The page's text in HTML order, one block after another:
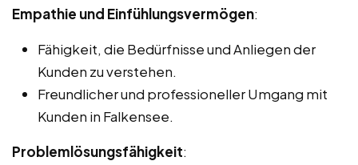
Empathie und Einfühlungsvermögen:
Fähigkeit, die Bedürfnisse und Anliegen der
Kunden zu verstehen.
Freundlicher und professioneller Umgang mit
Kunden in Falkensee.
Problemlösungsfähigkeit: